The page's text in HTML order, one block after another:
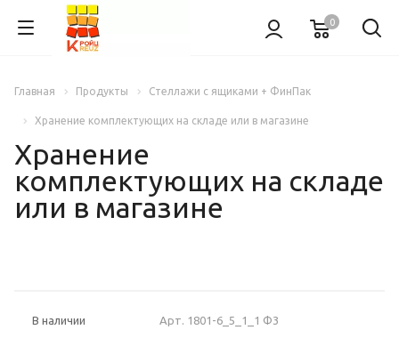
0
Главная Продукты Стеллажи с ящиками + ФинПак
Хранение комплектующих на складе или в магазине
Хранение
комплектующих на складе
или в магазине
В наличии Арт. 1801-6_5_1_1 Ф3